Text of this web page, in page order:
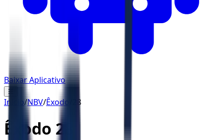
Baixar Aplicativo
☰
Início/NBV/Êxodo 28
Êxodo 28